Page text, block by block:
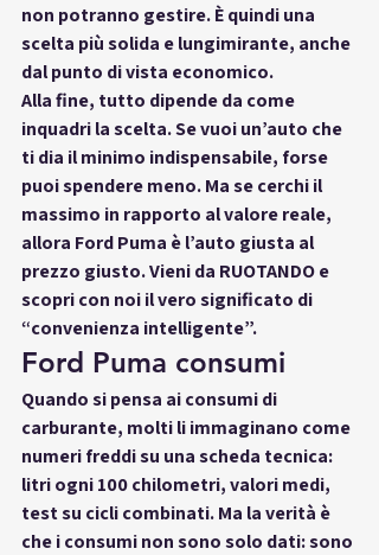
non potranno gestire. È quindi una
scelta più solida e lungimirante, anche
dal punto di vista economico.
Alla fine, tutto dipende da come
inquadri la scelta. Se vuoi un’auto che
ti dia il minimo indispensabile, forse
puoi spendere meno. Ma se cerchi il
massimo in rapporto al valore reale,
allora Ford Puma è l’auto giusta al
prezzo giusto. Vieni da RUOTANDO e
scopri con noi il vero significato di
“convenienza intelligente”.
Ford Puma consumi
Quando si pensa ai consumi di
carburante, molti li immaginano come
numeri freddi su una scheda tecnica:
litri ogni 100 chilometri, valori medi,
test su cicli combinati. Ma la verità è
che i consumi non sono solo dati: sono